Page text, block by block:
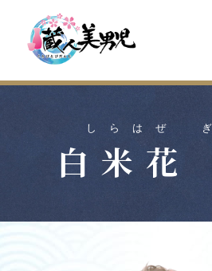
しらはぜ
白米花